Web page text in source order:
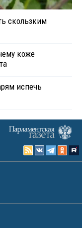
скользким
коже
испечь